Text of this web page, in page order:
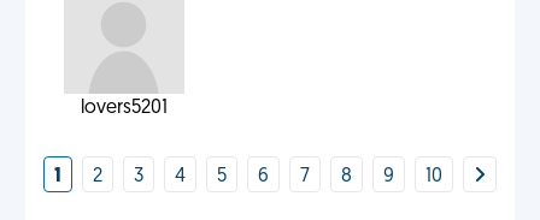
lovers5201
1 2 3 4 5 6 7 8 9 10